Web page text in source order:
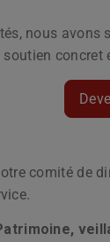
nous
concret
comité de